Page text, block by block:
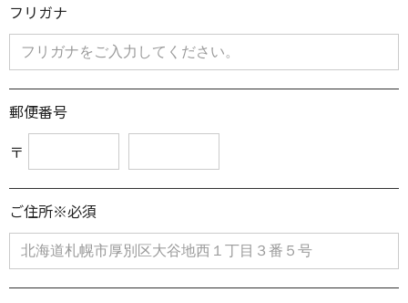
フリガナ
郵便番号
〒
ご住所※必須